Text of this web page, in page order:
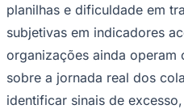
Santos
planilhas e dificuldade em
subjetivas em indicadores
organizações ainda
sobre a jornada real dos
identificar sinais de